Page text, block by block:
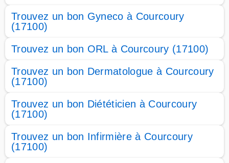
Trouvez un bon Gyneco à Courcoury
(17100)
Trouvez un bon ORL à Courcoury (17100)
Trouvez un bon Dermatologue à Courcoury
(17100)
Trouvez un bon Diététicien à Courcoury
(17100)
Trouvez un bon Infirmière à Courcoury
(17100)